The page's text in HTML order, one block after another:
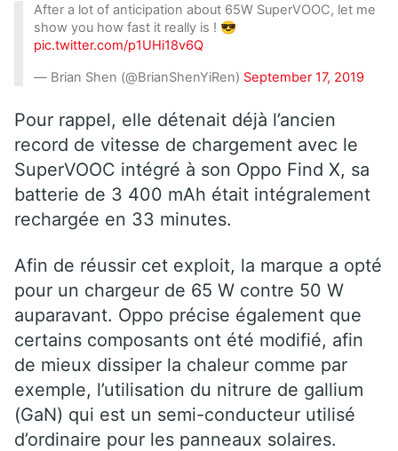
After a lot of anticipation about 65W SuperVOOC, let me
show you how fast it really is ! 😎
pic.twitter.com/p1UHi18v6Q
— Brian Shen (@BrianShenYiRen) September 17, 2019
Pour rappel, elle détenait déjà l’ancien
record de vitesse de chargement avec le
SuperVOOC intégré à son Oppo Find X, sa
batterie de 3 400 mAh était intégralement
rechargée en 33 minutes.
Afin de réussir cet exploit, la marque a opté
pour un chargeur de 65 W contre 50 W
auparavant. Oppo précise également que
certains composants ont été modifié, afin
de mieux dissiper la chaleur comme par
exemple, l’utilisation du nitrure de gallium
(GaN) qui est un semi-conducteur utilisé
d’ordinaire pour les panneaux solaires.